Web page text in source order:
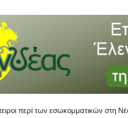
περί των εσωκομματικών στη